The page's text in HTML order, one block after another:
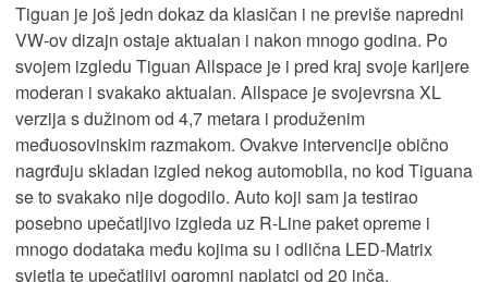
Tiguan je još jedn dokaz da klasičan i ne previše napredni
VW-ov dizajn ostaje aktualan i nakon mnogo godina. Po
svojem izgledu Tiguan Allspace je i pred kraj svoje karijere
moderan i svakako aktualan. Allspace je svojevrsna XL
verzija s dužinom od 4,7 metara i produženim
međuosovinskim razmakom. Ovakve intervencije obično
nagrđuju skladan izgled nekog automobila, no kod Tiguana
se to svakako nije dogodilo. Auto koji sam ja testirao
posebno upečatljivo izgleda uz R-Line paket opreme i
mnogo dodataka među kojima su i odlična LED-Matrix
svjetla te upečatljivi ogromni naplatci od 20 inča.